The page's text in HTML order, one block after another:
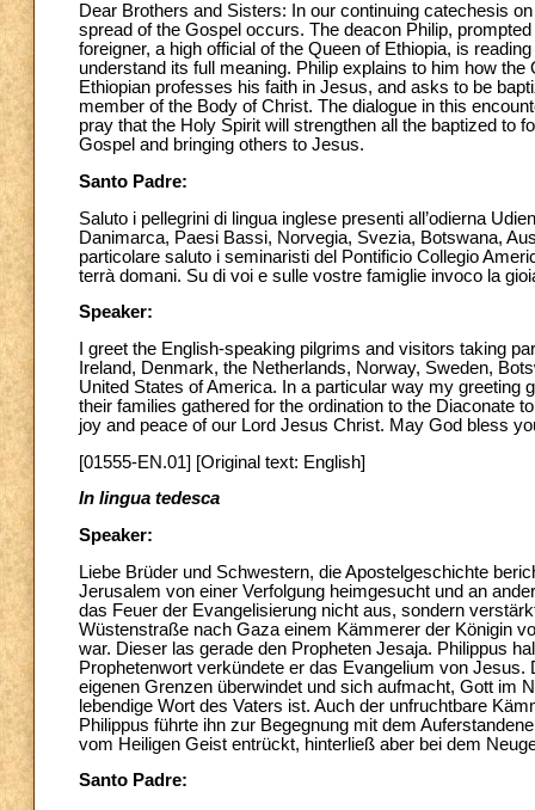
Dear Brothers and Sisters: In our continuing catechesis
spread of the Gospel occurs. The deacon Philip,
foreigner, a high official of the Queen of Ethiopia, is
understand its full meaning. Philip explains to him how
Ethiopian professes his faith in Jesus, and asks to be
member of the Body of Christ. The dialogue in this
pray that the Holy Spirit will strengthen all the baptized to
Gospel and bringing others to Jesus.
Santo Padre:
Saluto i pellegrini di lingua inglese presenti all’odierna
Danimarca, Paesi Bassi, Norvegia, Svezia, Botswana,
particolare saluto i seminaristi del Pontificio Collegio
terrà domani. Su di voi e sulle vostre famiglie invoco la
Speaker:
I greet the English-speaking pilgrims and visitors taking
Ireland, Denmark, the Netherlands, Norway, Sweden,
United States of America. In a particular way my greeting
their families gathered for the ordination to the Diaconate
joy and peace of our Lord Jesus Christ. May God bless
[01555-EN.01] [Original text: English]
In lingua tedesca
Speaker:
Liebe Brüder und Schwestern, die Apostelgeschichte
Jerusalem von einer Verfolgung heimgesucht und an
das Feuer der Evangelisierung nicht aus, sondern
Wüstenstraße nach Gaza einem Kämmerer der Königin
war. Dieser las gerade den Propheten Jesaja. Philippus
Prophetenwort verkündete er das Evangelium von
eigenen Grenzen überwindet und sich aufmacht, Gott im
lebendige Wort des Vaters ist. Auch der unfruchtbare
Philippus führte ihn zur Begegnung mit dem
vom Heiligen Geist entrückt, hinterließ aber bei dem
Santo Padre: